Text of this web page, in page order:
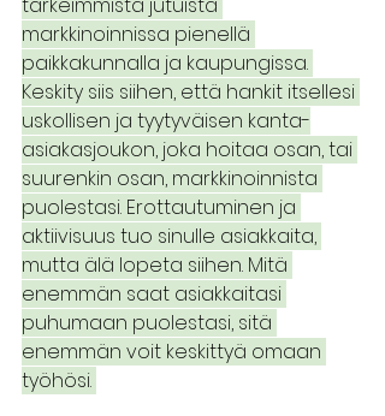
markkinoinnissa pienellä
paikkakunnalla ja kaupungissa.
Keskity siis siihen, että hankit itsellesi
uskollisen ja tyytyväisen kanta-
asiakasjoukon, joka hoitaa osan, tai
suurenkin osan, markkinoinnista
puolestasi. Erottautuminen ja
aktiivisuus tuo sinulle asiakkaita,
mutta älä lopeta siihen. Mitä
enemmän saat asiakkaitasi
puhumaan puolestasi, sitä
enemmän voit keskittyä omaan
työhösi.